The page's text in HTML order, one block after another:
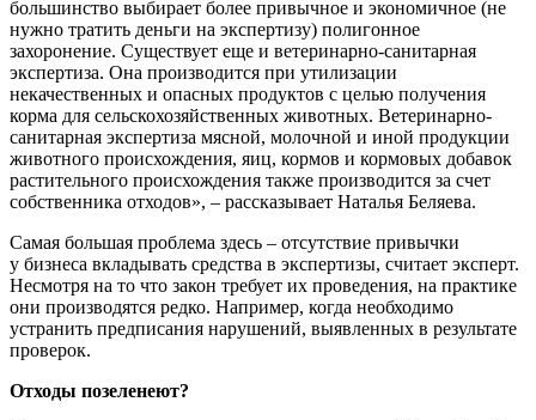
большинство выбирает более привычное и экономичное (не
нужно тратить деньги на экспертизу) полигонное
захоронение. Существует еще и ветеринарно-санитарная
экспертиза. Она производится при утилизации
некачественных и опасных продуктов с целью получения
корма для сельскохозяйственных животных. Ветеринарно-
санитарная экспертиза мясной, молочной и иной продукции
животного происхождения, яиц, кормов и кормовых добавок
растительного происхождения также производится за счет
собственника отходов», – рассказывает Наталья Беляева.
Самая большая проблема здесь – отсутствие привычки
у бизнеса вкладывать средства в экспертизы, считает эксперт.
Несмотря на то что закон требует их проведения, на практике
они производятся редко. Например, когда необходимо
устранить предписания нарушений, выявленных в результате
проверок.
Отходы позеленеют?